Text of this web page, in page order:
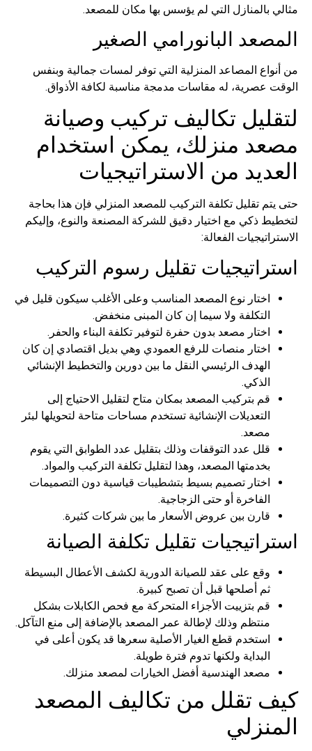
بالمنازل التي لم يؤسس بها مكان للمصعد.
البانورامي الصغير
المصاعد المنزلية التي توفر لمسات جمالية وبنفس
عصرية، له مقاسات مدمجة مناسبة لكافة الأذواق.
تكاليف تركيب وصيانة
منزلك، يمكن استخدام
من الاستراتيجيات
تقليل تكلفة التركيب للمصعد المنزلي فإن هذا بحاجة
ذكي مع اختيار دقيق للشركة المصنعة والنوع، وإليكم
الفعالة:
تقليل رسوم التركيب
اختار نوع المصعد المناسب وعلى الأغلب سيكون قليل في
التكلفة ولا سيما إن كان المبنى منخفض.
اختار مصعد بدون حفرة لتوفير تكلفة البناء والحفر.
اختار منصات للرفع العمودي وهي بديل اقتصادي إن كان
الهدف الرئيسي النقل ما بين دورين والتخطيط الإنشائي
قم بتركيب المصعد بمكان متاح لتقليل الاحتياج إلى
التعديلات الإنشائية تستخدم مساحات متاحة لتحويلها لبئر
قلل عدد التوقفات وذلك بتقليل عدد الطوابق التي يقوم
بخدمتها المصعد، وهذا لتقليل تكلفة التركيب والمواد.
اختار تصميم بسيط بتشطيبات قياسية دون التصميمات
الفاخرة أو حتى الزجاجية.
قارن بين عروض الأسعار ما بين شركات كثيرة.
تقليل تكلفة الصيانة
وقع على عقد للصيانة الدورية لكشف الأعطال البسيطة
ثم أصلحها قبل أن تصبح كبيرة.
قم بتزييت الأجزاء المتحركة مع فحص الكابلات بشكل
منتظم وذلك لإطالة عمر المصعد بالإضافة إلى منع التآكل.
استخدم قطع الغيار الأصلية سعرها قد يكون أعلى في
البداية ولكنها تدوم فترة طويلة.
مصعد الهندسية أفضل الخيارات لمصعد منزلك.
تقلل من تكاليف المصعد